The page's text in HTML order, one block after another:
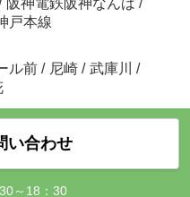
阪神電鉄阪神なんば /
戸本線
ル前 / 尼崎 / 武庫川
/
い合わせ
～18：30